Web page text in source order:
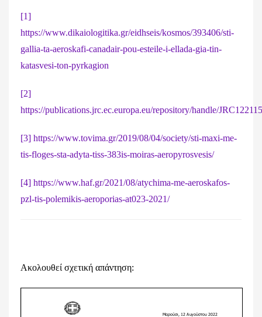
[1]
https://www.dikaiologitika.gr/eidhseis/kosmos/393406/sti-
gallia-ta-aeroskafi-canadair-pou-esteile-i-ellada-gia-tin-
katasvesi-ton-pyrkagion
[2]
https://publications.jrc.ec.europa.eu/repository/handle/JRC122115
[3] https://www.tovima.gr/2019/08/04/society/sti-maxi-me-
tis-floges-sta-adyta-tiss-383is-moiras-aeropyrosvesis/
[4] https://www.haf.gr/2021/08/atychima-me-aeroskafos-
pzl-tis-polemikis-aeroporias-at023-2021/
Ακολουθεί σχετική απάντηση: